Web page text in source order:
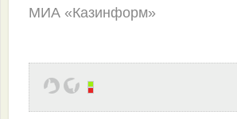
МИА «Казинформ»